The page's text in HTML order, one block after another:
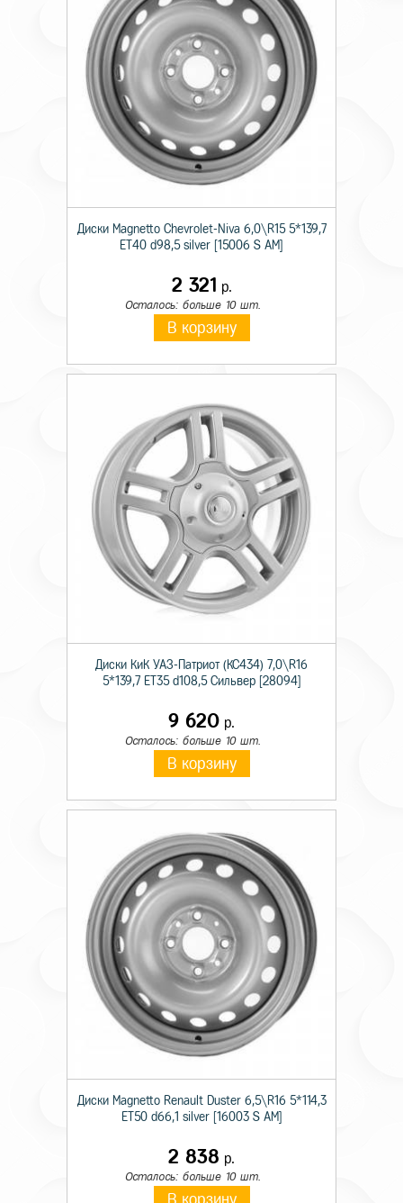
Диски Magnetto Chevrolet-Niva 6,0\R15 5*139,7
ET40 d98,5 silver [15006 S AM]
2 321 р.
Осталось: больше 10 шт.
В корзину
Диски КиК УАЗ-Патриот (КС434) 7,0\R16
5*139,7 ET35 d108,5 Сильвер [28094]
9 620 р.
Осталось: больше 10 шт.
В корзину
Диски Magnetto Renault Duster 6,5\R16 5*114,3
ET50 d66,1 silver [16003 S AM]
2 838 р.
Осталось: больше 10 шт.
В корзину